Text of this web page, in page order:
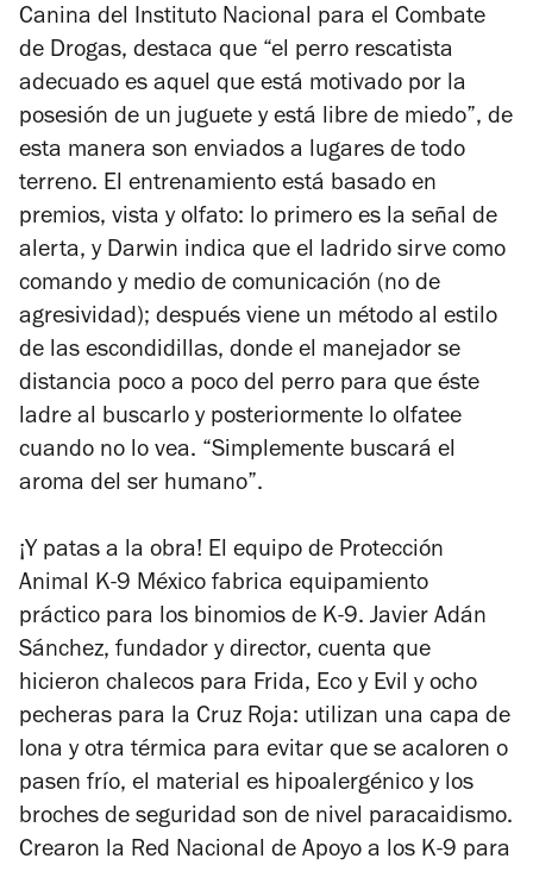
Canina del Instituto Nacional para el Combate
de Drogas, destaca que “el perro rescatista
adecuado es aquel que está motivado por la
posesión de un juguete y está libre de miedo”, de
esta manera son enviados a lugares de todo
terreno. El entrenamiento está basado en
premios, vista y olfato: lo primero es la señal de
alerta, y Darwin indica que el ladrido sirve como
comando y medio de comunicación (no de
agresividad); después viene un método al estilo
de las escondidillas, donde el manejador se
distancia poco a poco del perro para que éste
ladre al buscarlo y posteriormente lo olfatee
cuando no lo vea. “Simplemente buscará el
aroma del ser humano”.
¡Y patas a la obra! El equipo de Protección
Animal K-9 México fabrica equipamiento
práctico para los binomios de K-9. Javier Adán
Sánchez, fundador y director, cuenta que
hicieron chalecos para Frida, Eco y Evil y ocho
pecheras para la Cruz Roja: utilizan una capa de
lona y otra térmica para evitar que se acaloren o
pasen frío, el material es hipoalergénico y los
broches de seguridad son de nivel paracaidismo.
Crearon la Red Nacional de Apoyo a los K-9 para